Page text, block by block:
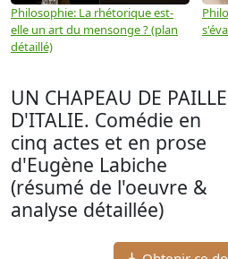
Philosophie: La rhétorique est-
elle un art du mensonge ? (plan
détaillé)
UN CHAPEAU DE PAILLE
D'ITALIE. Comédie en
cinq actes et en prose
d'Eugène Labiche
(résumé de l'oeuvre &
analyse détaillée)